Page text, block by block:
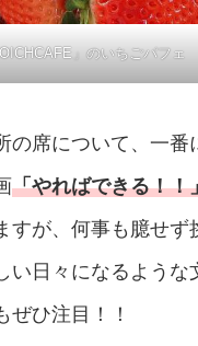
」のいちごパフェ
の席について、一番
「やればできる！！
すが、何事も臆せず
い日々になるよう
ぜひ注目！！